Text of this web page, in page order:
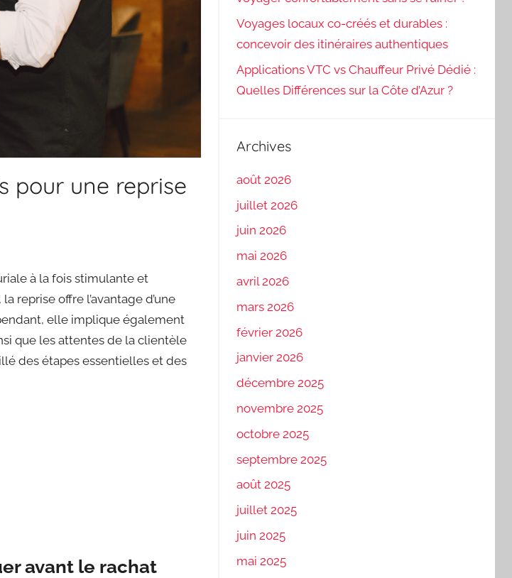
pour une reprise
à la fois stimulante et
reprise offre l’avantage d’une
elle implique également
que les attentes de la clientèle
des étapes essentielles et des
avant le rachat
Voyages locaux co-créés et durables :
concevoir des itinéraires authentiques
Applications VTC vs Chauffeur Privé Dédié :
Quelles Différences sur la Côte d’Azur ?
Archives
août 2026
juillet 2026
juin 2026
mai 2026
avril 2026
mars 2026
février 2026
janvier 2026
décembre 2025
novembre 2025
octobre 2025
septembre 2025
août 2025
juillet 2025
juin 2025
mai 2025